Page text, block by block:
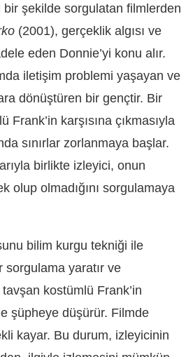
şekilde sorgulatan filmlerden
(2001), gerçeklik algısı ve
eden Donnie’yi konu alır.
iletişim problemi yaşayan ve
dönüştüren bir gençtir. Bir
Frank’in karşısına çıkmasıyla
sınırlar zorlanmaya başlar.
birlikte izleyici, onun
olup olmadığını sorgulamaya
bilim kurgu tekniği ile
yaratır ve
kostümlü Frank’in
şüpheye düşürür. Filmde
kayar. Bu durum, izleyicinin